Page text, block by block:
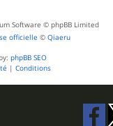
Software © phpBB Limited
officielle © Qiaeru
phpBB SEO
| Conditions